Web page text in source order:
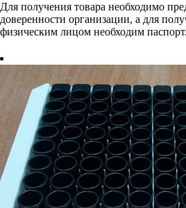
Для получения товара необходимо
доверенности организации, а для
физическим лицом необходим паспорт.